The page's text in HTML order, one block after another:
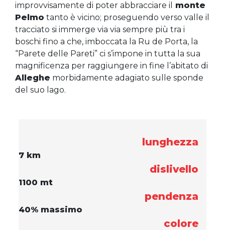
improvvisamente di poter abbracciare il
monte
Pelmo tanto è vicino; proseguendo verso valle il
tracciato si immerge via via sempre più tra i
boschi fino a che, imboccata la Ru de Porta, la
“Parete delle Pareti” ci s’impone in tutta la sua
magnificenza per raggiungere in fine l’abitato di
Alleghe morbidamente adagiato sulle sponde
del suo lago.
lunghezza
7 km
dislivello
1100 mt
pendenza
40% massimo
colore